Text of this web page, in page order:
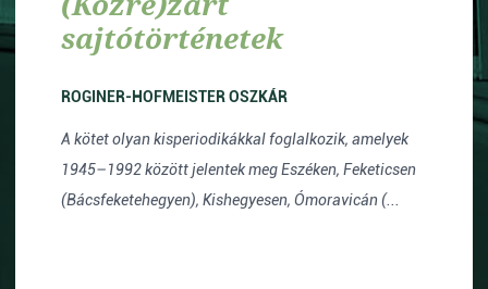
sajtótörténetek
ROGINER-HOFMEISTER OSZKÁR
A kötet olyan kisperiodikákkal foglalkozik, amelyek
1945–1992 között jelentek meg Eszéken, Feketicsen
(Bácsfeketehegyen), Kishegyesen, Ómoravicán (...